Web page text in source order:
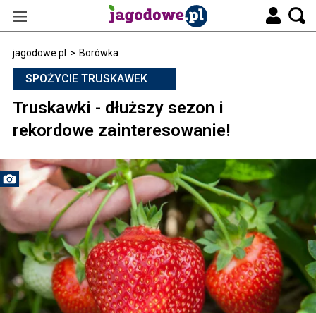
jagodowe.pl > Borówka
SPOŻYCIE TRUSKAWEK
Truskawki - dłuższy sezon i
rekordowe zainteresowanie!